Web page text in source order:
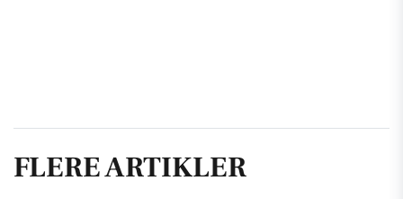
FLERE ARTIKLER